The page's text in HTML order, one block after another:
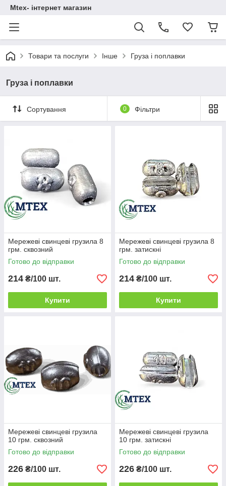
Mtex- інтернет магазин
Товари та послуги Інше Груза і поплавки
Груза і поплавки
Сортування 0 Фільтри
Мережеві свинцеві грузила 8
грм. сквозний
Готово до відправки
214 ₴/100 шт.
Купити
Мережеві свинцеві грузила 8
грм. затискні
Готово до відправки
214 ₴/100 шт.
Купити
Мережеві свинцеві грузила
10 грм. сквозний
Готово до відправки
226 ₴/100 шт.
Мережеві свинцеві грузила
10 грм. затискні
Готово до відправки
226 ₴/100 шт.